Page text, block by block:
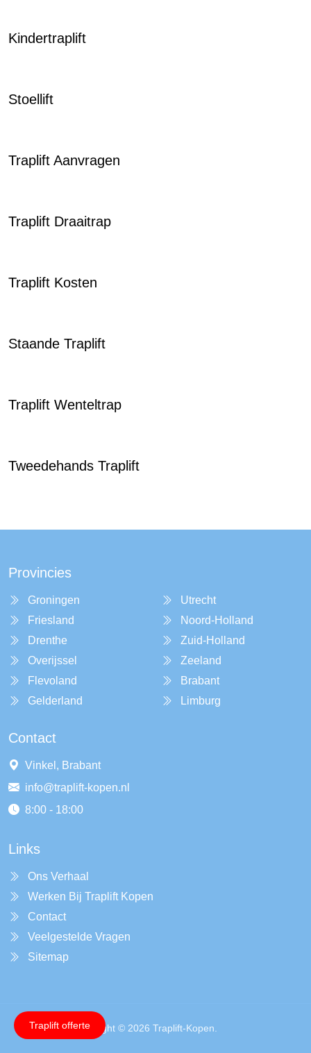
Kindertraplift
Stoellift
Traplift Aanvragen
Traplift Draaitrap
Traplift Kosten
Staande Traplift
Traplift Wenteltrap
Tweedehands Traplift
Provincies
Groningen
Friesland
Drenthe
Overijssel
Flevoland
Gelderland
Utrecht
Noord-Holland
Zuid-Holland
Zeeland
Brabant
Limburg
Contact
Vinkel, Brabant
info@traplift-kopen.nl
8:00 - 18:00
Links
Ons Verhaal
Werken Bij Traplift Kopen
Contact
Veelgestelde Vragen
Sitemap
Copyright © 2026 Traplift-Kopen.
Traplift offerte